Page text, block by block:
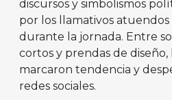
discursos y simbolismos
por los llamativos
durante la jornada. Entre
cortos y prendas de diseño,
marcaron tendencia y
redes sociales.